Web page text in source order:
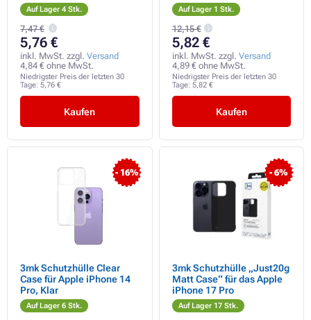
Auf Lager 4 Stk.
7,47 €
5,76 €
inkl. MwSt. zzgl. Versand
4,84 € ohne MwSt.
Niedrigster Preis der letzten 30
Tage: 5,76 €
Kaufen
Auf Lager 1 Stk.
12,15 €
5,82 €
inkl. MwSt. zzgl. Versand
4,89 € ohne MwSt.
Niedrigster Preis der letzten 30
Tage: 5,82 €
Kaufen
- 16%
3mk Schutzhülle Clear
Case für Apple iPhone 14
Pro, Klar
Auf Lager 6 Stk.
- 6%
3mk Schutzhülle „Just20g
Matt Case“ für das Apple
iPhone 17 Pro
Auf Lager 17 Stk.